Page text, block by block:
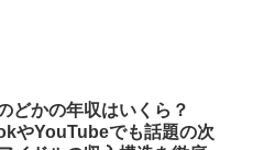
どかの年収はいくら？
やYouTubeでも話題の次